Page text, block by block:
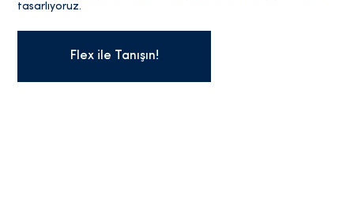
tasarlıyoruz.
Flex ile Tanışın!